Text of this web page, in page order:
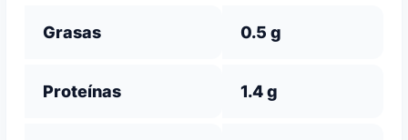
Grasas 0.5 g
Proteínas 1.4 g